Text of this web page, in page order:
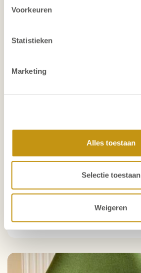
Voorkeuren
Statistieken
Marketing
Alles toestaan
Selectie toestaan
Weigeren